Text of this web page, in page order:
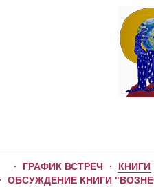
ГРАФИК ВСТРЕЧ КНИГИ
ОБСУЖДЕНИЕ КНИГИ